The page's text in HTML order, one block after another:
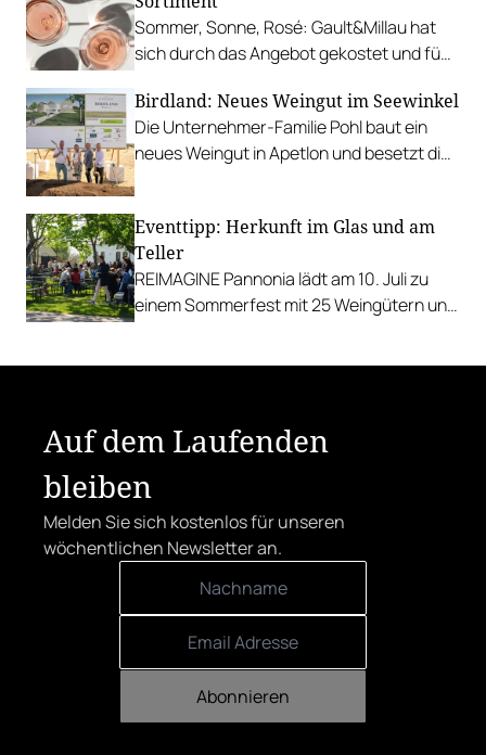
Sommer, Sonne, Rosé: Gault&Millau hat
sich durch das Angebot gekostet und fünf
Birdland: Neues Weingut im Seewinkel
Die Unternehmer-Familie Pohl baut ein
neues Weingut in Apetlon und besetzt die
Eventtipp: Herkunft im Glas und am
Teller
REIMAGINE Pannonia lädt am 10. Juli zu
einem Sommerfest mit 25 Weingütern und
Auf dem Laufenden
bleiben
Melden Sie sich kostenlos für unseren
wöchentlichen Newsletter an.
Abonnieren